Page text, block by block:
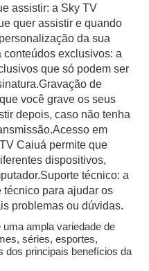
assistir: a Sky TV
quer assistir e quando
da sua
conteúdos exclusivos: a
que só podem ser
de
você grave os seus
depois, caso não tenha
em
Caiuá permite que
dispositivos,
técnico: a
técnico para ajudar os
problemas ou dúvidas.
ampla variedade de
séries, esportes,
dos principais benefícios da